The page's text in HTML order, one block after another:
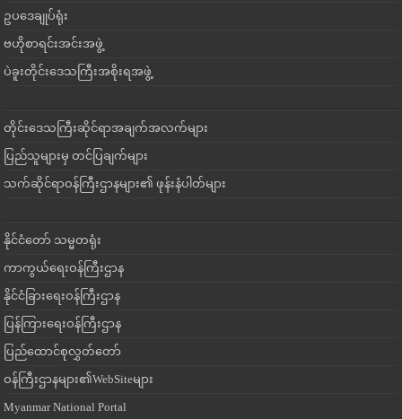
ဥပဒေချုပ်ရုံး
ဗဟိုစာရင်းအင်းအဖွဲ့
ပဲခူးတိုင်းဒေသကြီးအစိုးရအဖွဲ့
တိုင်းဒေသကြီးဆိုင်ရာအချက်အလက်များ
ပြည်သူများမှ တင်ပြချက်များ
သက်ဆိုင်ရာဝန်ကြီးဌာနများ၏ ဖုန်းနံပါတ်များ
နိုင်ငံတော် သမ္မတရုံး
ကာကွယ်ရေးဝန်ကြီးဌာန
နိုင်ငံခြားရေးဝန်ကြီးဌာန
ပြန်ကြားရေးဝန်ကြီးဌာန
ပြည်ထောင်စုလွှတ်တော်
ဝန်ကြီးဌာနများ၏WebSiteများ
Myanmar National Portal